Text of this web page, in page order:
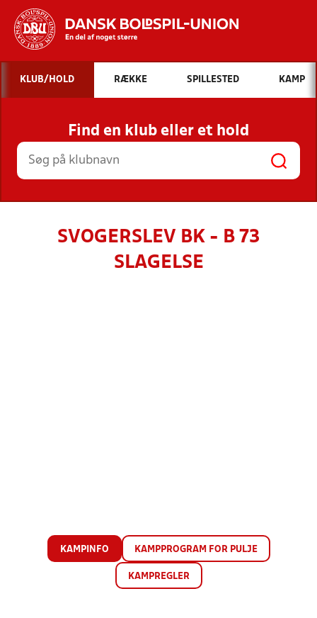
Hvad vil du søge efter?
INDHOLD OG NYHEDER
STILLINGER, RESULTATER, KLUBBER OG
HOLD
KLUB/HOLD RÆKKE SPILLESTED KAMP
Find en klub eller et hold
SVOGERSLEV BK - B 73
SLAGELSE
KAMPINFO KAMPPROGRAM FOR PULJE
KAMPREGLER